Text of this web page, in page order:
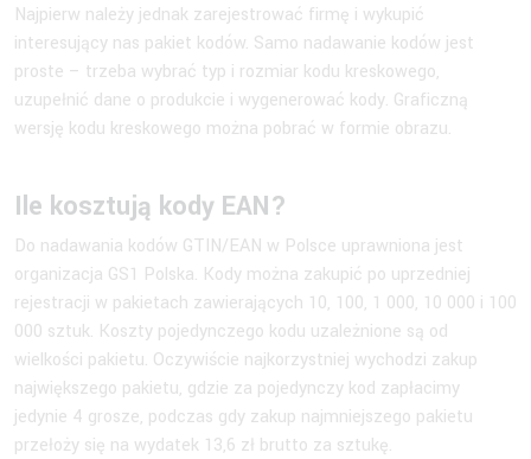
Najpierw należy jednak zarejestrować firmę i wykupić
interesujący nas pakiet kodów. Samo nadawanie kodów jest
proste – trzeba wybrać typ i rozmiar kodu kreskowego,
uzupełnić dane o produkcie i wygenerować kody. Graficzną
wersję kodu kreskowego można pobrać w formie obrazu.
Ile kosztują kody EAN?
Do nadawania kodów GTIN/EAN w Polsce uprawniona jest
organizacja GS1 Polska. Kody można zakupić po uprzedniej
rejestracji w pakietach zawierających 10, 100, 1 000, 10 000 i 100
000 sztuk. Koszty pojedynczego kodu uzależnione są od
wielkości pakietu. Oczywiście najkorzystniej wychodzi zakup
największego pakietu, gdzie za pojedynczy kod zapłacimy
jedynie 4 grosze, podczas gdy zakup najmniejszego pakietu
przełoży się na wydatek 13,6 zł brutto za sztukę.